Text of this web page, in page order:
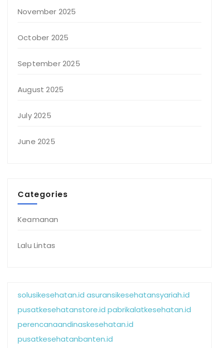
November 2025
October 2025
September 2025
August 2025
July 2025
June 2025
Categories
Keamanan
Lalu Lintas
solusikesehatan.id asuransikesehatansyariah.id
pusatkesehatanstore.id pabrikalatkesehatan.id
perencanaandinaskesehatan.id
pusatkesehatanbanten.id